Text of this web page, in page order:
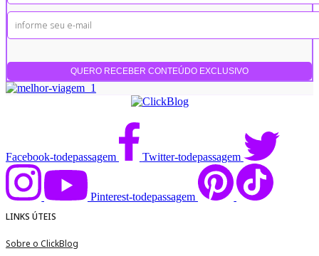
Facebook-todepassagem Twitter-todepassagem
Pinterest-todepassagem
LINKS ÚTEIS
Sobre o ClickBlog